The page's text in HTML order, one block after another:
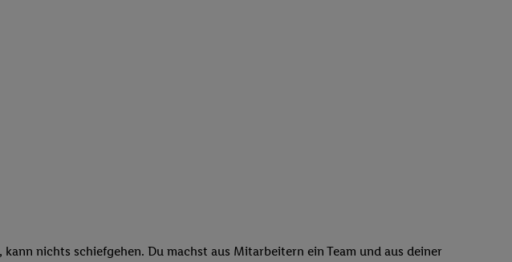
nichts schiefgehen. Du machst aus Mitarbeitern ein Team und aus deiner